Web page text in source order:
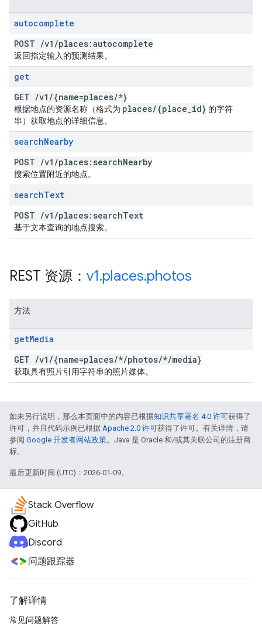
autocomplete
POST /v1 /places:autocomplete
返回指定输入的预测结果。
get
GET /v1 /{name=places/*}
根据地点的资源名称（格式为 places/{place id} 的字符
串）获取地点的详细信息。
searchNearby
POST /v1 /places:searchNearby
搜索位置附近的地点。
searchText
POST /v1 /places:searchText
基于文本查询的地点搜索。
REST 资源： v1.places.photos
方法
getMedia
GET /v1 /{name=places/*/photos/*/media}
获取具有照片引用字符串的照片媒体。
如未另行说明，那么本页面中的内容已根据知识共享署名 4.0 许可获得了
许可，并且代码示例已根据 Apache 2.0 许可获得了许可。有关详情，请
参阅 Google 开发者网站政策。Java 是 Oracle 和/或其关联公司的注册商
标。
最后更新时间 (UTC)：2026-01-09。
Stack Overflow
GitHub
Discord
问题跟踪器
了解详情
常见问题解答